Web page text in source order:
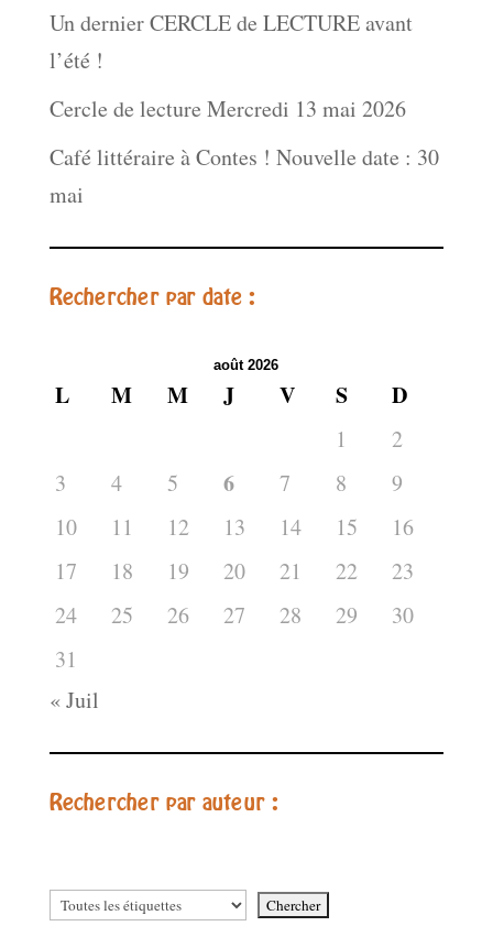
Un dernier CERCLE de LECTURE avant
l’été !
Cercle de lecture Mercredi 13 mai 2026
Café littéraire à Contes ! Nouvelle date : 30
mai
Rechercher par date :
août 2026
L M M J V S D
1
2
3
4 5 6 7 8
9
10
11 12 13 14 15
16
17
18 19 20 21 22
23
24
25 26 27 28 29
30
31
« Juil
Rechercher par auteur :